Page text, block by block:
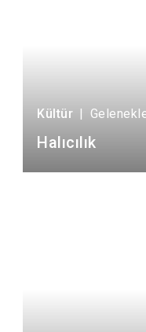
Kültür |
Halıcılık